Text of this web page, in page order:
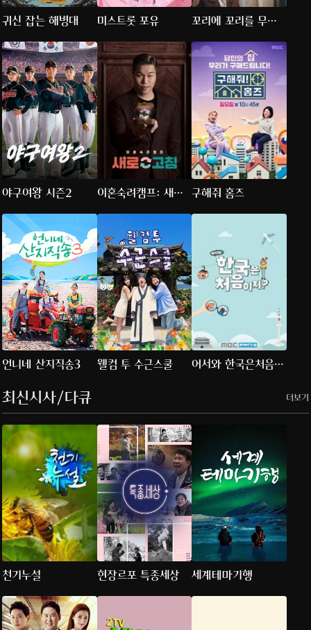
귀신 잡는 해병대 미스트롯 포유
꼬리에 꼬리를 무는
그날 이야기
야구여왕 시즌2
이혼숙려캠프: 새로
고침
구해줘 홈즈
언니네 산지직송3 웰컴 투 수근스쿨
어서와 한국은처음이
최신시사/다큐 더보기
천기누설 현장르포 특종세상 세계테마기행